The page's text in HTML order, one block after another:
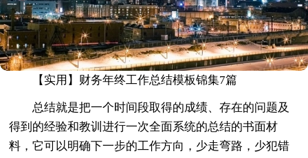
【实用】财务年终工作总结模板锦集7篇
总结就是把一个时间段取得的成绩、存在的问题及
得到的经验和教训进行一次全面系统的总结的书面材
料，它可以明确下一步的工作方向，少走弯路，少犯错